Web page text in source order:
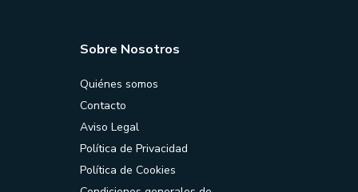
Sobre Nosotros
Quiénes somos
Contacto
Aviso Legal
Política de Privacidad
Política de Cookies